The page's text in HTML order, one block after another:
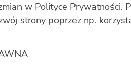
w Polityce Prywatności.
strony poprzez np.